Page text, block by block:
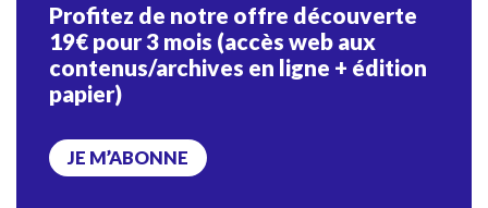
Profitez de notre offre découverte
19€ pour 3 mois (accès web aux
contenus/archives en ligne + édition
papier)
JE M’ABONNE